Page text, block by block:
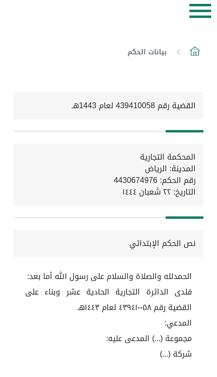
بيانات الحكم
القضية رقم 439410058 لعام 1443هـ
المحكمة التجارية
المدينة: الرياض
رقم الحكم: 4430674976
التاريخ:٢٢ شَعبان ١٤٤٤
نص الحكم الإبتدائي
الحمدلله والصلاة والسلام على رسول الله أما بعد:
فلدى الدائرة التجارية الحادية عشر وبناء على
القضية رقم ٤٣٩٤١٠٠٥٨ لعام ١٤٤٣هـ
المدعي:
مجموعة (...) المدعى عليه:
شركة (...)